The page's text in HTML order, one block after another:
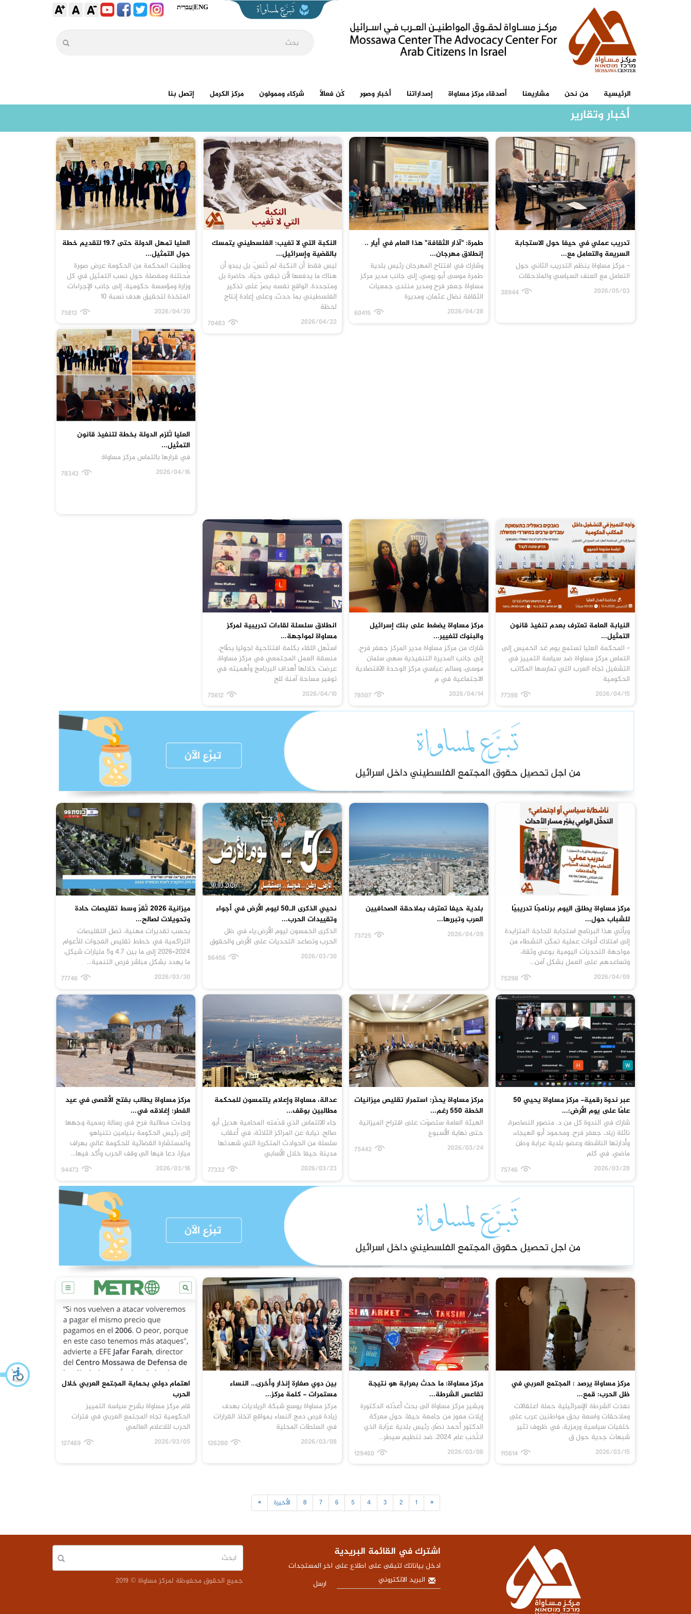
ENG
|עִברִית
الرئيسية من نحن مشاريعنا أصدقاء مركز مساواة إصداراتنا أخبار وصور كُن فعالاً شركاء وممولون مركز الكرمل إتصل بنا
أخبار وتقارير
تدريب عملي في حيفا حول الاستجابة
السريعة والتعامل مع...
- مركز مساواة ينظم التدريب الثاني حول
التعامل مع العنف السياسي والملاحقات
2026/05/03
طمرة: "آذار الثقافة" هذا العام في أيار ..
إنطلاق مهرجان...
وشارك في افتتاح المهرجان رئيس بلدية
طمرة موسى أبو رومي، إلى جانب مدير مركز
مساواة جعفر فرح ومدير منتدى جمعيات
الثقافة نضال عثمان، ومديرة
2026/04/28
النكبة التي لا تغيب: الفلسطيني يتمسك
بالقضية وإسرائيل...
ليس فقط أن النكبة لم تُنسَ، بل يبدو أن
هناك ما يدفعها لأن تبقى حيّة، حاضرة بل
ومتجددة. الواقع نفسه يصرّ على تذكير
الفلسطيني بما حدث، وعلى إعادة إنتاج
لحظة
2026/04/22
العليا تمهل الدولة حتى 19.7 لتقديم خطة
حول التمثيل...
وطلبت المحكمة من الحكومة عرض صورة
مُحتلنة ومفصلة حول نسب التمثيل في كل
وزارة ومؤسسة حكومية، إلى جانب الإجراءات
المتخذة لتحقيق هدف نسبة 10
2026/04/20
العليا تُلزم الدولة بخطة لتنفيذ قانون
التمثيل...
في قرارها بالتماس مركز مساواة:
2026/04/16
النيابة العامة تعترف بعدم تنفيذ قانون
التمثيل...
- المحكمة العليا تستمع يوم غد الخميس إلى
التماس مركز مساواة ضد سياسة التمييز في
التشغيل تجاه العرب التي تمارسها المكاتب
الحكومية
2026/04/15
مركز مساواة يضغط على بنك إسرائيل
والبنوك لتغيير...
شارك من مركز مساواة مدير المركز جعفر فرح،
إلى جانب المديرة التنفيذية سهى سلمان
موسى، وسالم عباسي مركز الوحدة الاقتصادية
الاجتماعية في م
2026/04/14
انطلاق سلسلة لقاءات تدريبية لمركز
مساواة لمواجهة...
استُهل اللقاء بكلمة افتتاحية لجوليا بطّاح،
منسقة العمل المجتمعي في مركز مساواة،
عرضت خلالها أهداف البرنامج وأهميته في
توفير مساحة آمنة للح
2026/04/10
مركز مساواة يطلق اليوم برنامجًا تدريبيًا
للشباب حول...
ويأتي هذا البرنامج استجابة للحاجة المتزايدة
إلى امتلاك أدوات عملية تمكّن النشطاء من
مواجهة التحديات اليومية بوعي وثقة،
وتساعدهم على العمل بشكل آمن...
2026/04/09
بلدية حيفا تعترف بملاحقة الصحافيين
العرب وتبررها...
2026/04/09
نحيي الذكرى الـ50 ليوم الأرض في أجواء
وتقييدات الحرب...
الذكرى الخمسون ليوم الأرض:ياء في ظل
الحرب وتصاعد التحديات على الأرض والحقوق
2026/03/30
ميزانية 2026 تُقرّ وسط تقليصات حادة
وتحويلات لصالح...
بحسب تقديرات مهنية، تصل التقليصات
التراكمية في خطط تقليص الفجوات للأعوام
2024–2026 إلى ما بين 4.7 و5 مليارات شيكل،
ما يهدد بشكل مباشر فرص التنمية...
2026/03/30
عبر ندوة رقمية- مركز مساواة يحيي 50
عامًا على يوم الأرض:...
شارك في الندوة كل من د. منصور النصاصرة،
نائلة زياد، جعفر فرح، ومحمود أبو الهيجاء،
وأدارتها الناشطة وعضو بلدية عرابة وطن
ماضي. في كلم
2026/03/28
مركز مساواة يحذّر: استمرار تقليص ميزانيات
الخطة 550 رغم...
الهيئة العامة ستصوّت على اقتراح الميزانية
حتى نهاية الأسبوع
2026/03/24
عدالة، مساواة وإعلام يلتمسون للمحكمة
مطالبين بوقف...
جاء الالتماس الذي قدّمته المحامية هديل أبو
صالح، نيابة عن المراكز الثلاثة، في أعقاب
سلسلة من الحوادث المتكررة التي شهدتها
مدينة حيفا خلال الأسابي
2026/03/23
مركز مساواة يطالب بفتح الأقصى في عيد
الفطر: إغلاقه في...
وجاءت مطالبة فرح في رسالة رسمية وجهها
إلى رئيس الحكومة بنيامين نتنياهو
والمستشارة القضائية للحكومة غالي بهراف
ميارا، دعا فيها الى وقف الحرب وأكد فيها...
2026/03/18
مركز مساواة يرصد : المجتمع العربي في
ظل الحرب: قمع...
نفذت الشرطة الإسرائيلية حملة اعتقالات
وملاحقات واسعة بحق مواطنين عرب على
خلفيات سياسية ورمزية، في ظروف تثير
شبهات جدية حول ق
2026/03/15
مركز مساواة: ما حدث بعرابة هو نتيجة
تقاعس الشرطة...
ويشير مركز مساواة الى بحث أعدّته الدكتورة
إيلات معوز من جامعة حيفا، حول معركة
الدكتور أحمد نصّار، رئيس بلدية عرّابة الذي
انتُخب عام 2024، ضد تنظيم سيطر...
2026/03/08
بين دوي صفارة إنذار وأخرى… النساء
مستمرات - كلمة مركز...
مركز مساواة يوسع شبكة الرياديات بهدف
زيادة فرص دمج النساء بمواقع اتخاذ القرارات
في السلطات المحلية
2026/03/08
اهتمام دولي بحماية المجتمع العربي خلال
الحرب
قام مركز مساواة بشرح سياسة التمييز
الحكومية تجاه المجتمع العربي في فترات
الحرب لللاعلام العالمي
2026/03/05
«
1
2
3
4
5
6
7
8 الأخيرة »
اشترك في القائمة البريدية
ادخل بياناتك لتبقى على اطلاع على اخر المستجدات
ارسل
جميع الحقوق محفوظة لمركز مساواة © 2019